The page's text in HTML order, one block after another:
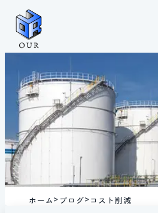
ス
ホーム ブログ コスト削減